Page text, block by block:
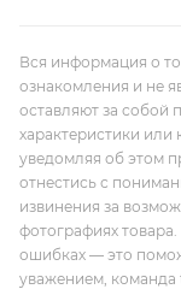
Вся информация о
ознакомления и не
оставляют за собой
характеристики
уведомляя об этом
отнестись с
извинения за
фотографиях
ошибках — это
уважением, команда